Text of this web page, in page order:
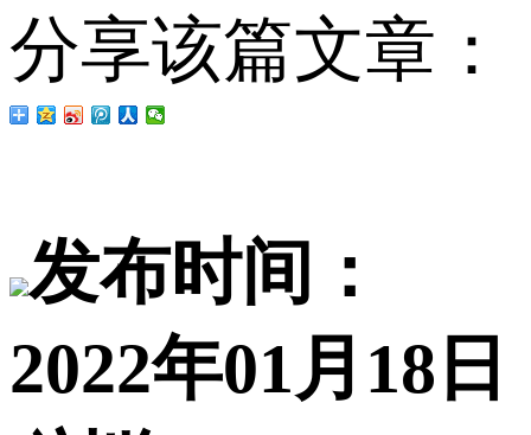
分享该篇文章：
发布时间：
2022年01月18日